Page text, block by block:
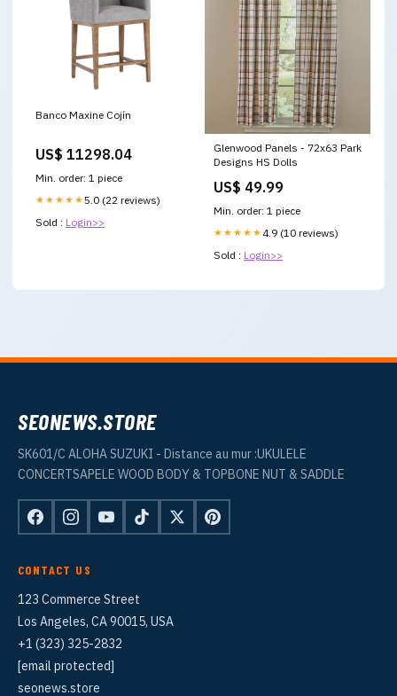
Banco Maxine Cojín
US$ 11298.04
Min. order: 1 piece
★★★★★5.0 (22 reviews)
Sold : Login>>
Glenwood Panels - 72x63 Park
Designs HS Dolls
US$ 49.99
Min. order: 1 piece
★★★★★ 4.9 (10 reviews)
Sold : Login>>
SEONEWS.STORE
SK601/C ALOHA SUZUKI - Distance au mur :UKULELE
CONCERTSAPELE WOOD BODY & TOPBONE NUT & SADDLE
CONTACT US
123 Commerce Street
Los Angeles, CA 90015, USA
+1 (323) 325-2832
[email protected]
seonews.store